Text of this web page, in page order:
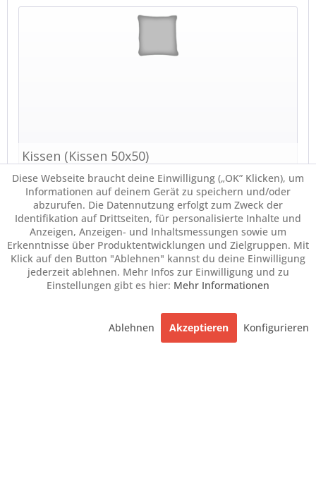
Diese Webseite braucht deine Einwilligung („OK” Klicken), um
Informationen auf deinem Gerät zu speichern und/oder
abzurufen. Die Datennutzung erfolgt zum Zweck der
Identifikation auf Drittseiten, für personalisierte Inhalte und
Anzeigen, Anzeigen- und Inhaltsmessungen sowie um
Erkenntnisse über Produktentwicklungen und Zielgruppen. Mit
Klick auf den Button "Ablehnen" kannst du deine Einwilligung
jederzeit ablehnen. Mehr Infos zur Einwilligung und zu
Einstellungen gibt es hier: Mehr Informationen
Ablehnen Akzeptieren Konfigurieren